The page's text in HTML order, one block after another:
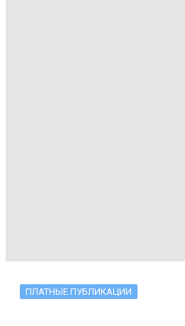
ПЛАТНЫЕ ПУБЛИКАЦИИ